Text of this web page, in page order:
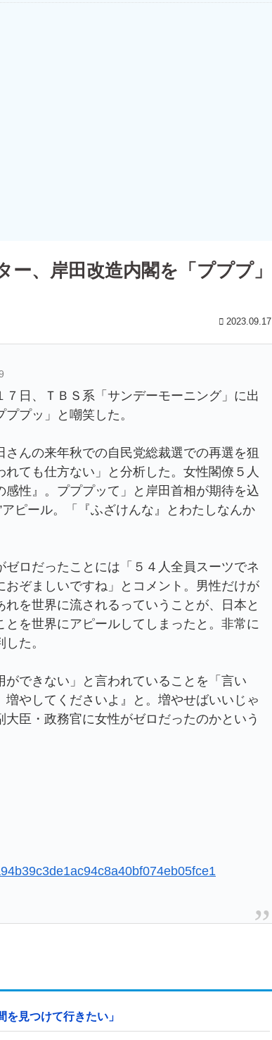
、岸田改造内閣を「プププ」
2023.09.17
日、ＴＢＳ系「サンデーモーニング」に出
プッ」と嘲笑した。
んの来年秋での自民党総裁選での再選を狙
ても仕方ない」と分析した。女性閣僚５人
性』。プププッて」と岸田首相が期待を込
ピール。「『ふざけんな』とわたしなんか
ロだったことには「５４人全員スーツでネ
ぞましいですね」とコメント。男性だけが
を世界に流されるっていうことが、日本と
を世界にアピールしてしまったと。非常に
た。
できない」と言われていることを「言い
やしてくださいよ』と。増やせばいいじゃ
臣・政務官に女性がゼロだったのかという
見つけて行きたい」